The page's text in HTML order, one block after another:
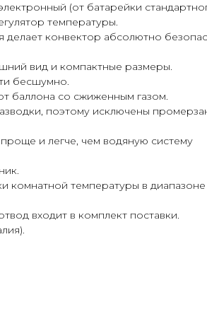
(от батарейки
температуры.
делает конвектор абсолютно
вид и компактные размеры.
бесшумно.
баллона со сжиженным газом.
поэтому исключены
и легче, чем водяную систему
комнатной температуры в диапазоне
входит в комплект поставки.